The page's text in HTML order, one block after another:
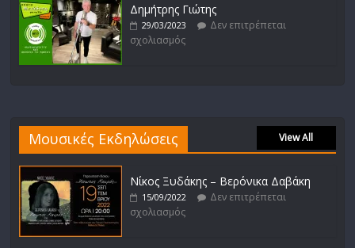
Δημήτρης Γιώτης
29/03/2023
Δεν επιτρέπεται
σχολιασμός
Μουσικές Εκδηλώσεις View All
Νίκος Ξυδάκης – Βερόνικα Δαβάκη
15/09/2022
Δεν επιτρέπεται
σχολιασμός